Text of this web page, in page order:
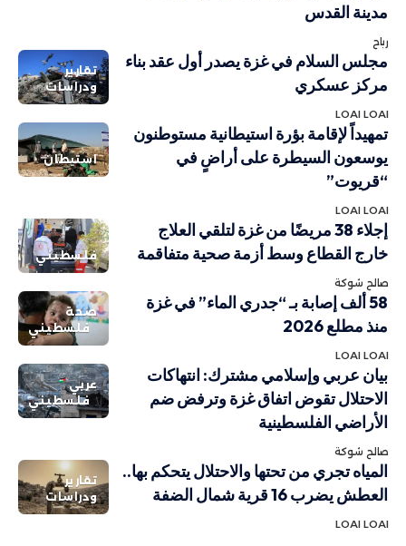
مدينة القدس
رباح
تقارير
ودراسات
مجلس السلام في غزة يصدر أول عقد بناء
مركز عسكري
LOAI LOAI
استيطان
تمهيداً لإقامة بؤرة استيطانية مستوطنون
يوسعون السيطرة على أراضٍ في
“قريوت”
LOAI LOAI
فلسطيني
إجلاء 38 مريضًا من غزة لتلقي العلاج
خارج القطاع وسط أزمة صحية متفاقمة
صالح شوكة
صحة
فلسطيني
58 ألف إصابة بـ “جدري الماء” في غزة
منذ مطلع 2026
LOAI LOAI
عربي
فلسطيني
بيان عربي وإسلامي مشترك: انتهاكات
الاحتلال تقوض اتفاق غزة وترفض ضم
الأراضي الفلسطينية
صالح شوكة
تقارير
ودراسات
المياه تجري من تحتها والاحتلال يتحكم بها..
العطش يضرب 16 قرية شمال الضفة
LOAI LOAI